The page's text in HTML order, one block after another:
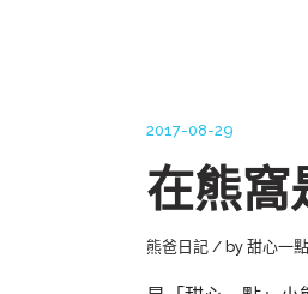
2017-08-29
在熊窩
熊爸日記 by 甜心一